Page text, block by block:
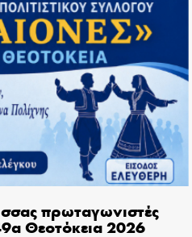
πρωταγωνιστές
Θεοτόκεια 2026